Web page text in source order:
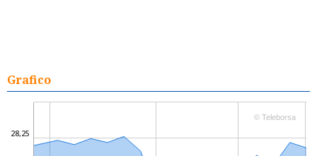
Grafico
28,25
© Teleborsa